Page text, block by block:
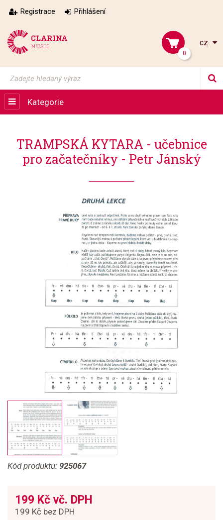
Registrace Přihlášení
0
cz
Kategorie
TRAMPSKÁ KYTARA - učebnice
pro začatečníky - Petr Jánský
Kód produktu: 925067
199 Kč vč. DPH
199 Kč bez DPH